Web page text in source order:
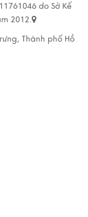
do Sở Kế
2012.
Thành phố Hồ